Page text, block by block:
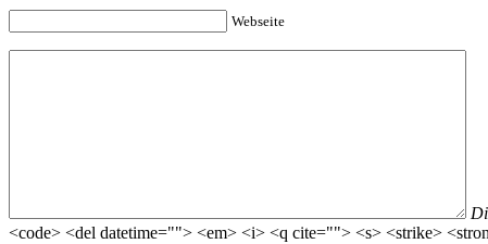
Webseite
<code> <del datetime=""> <em> <i> <q cite=""> <s> <strike>